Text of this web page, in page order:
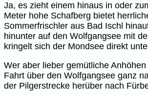
Ja, es zieht einem hinaus in oder
Meter hohe Schafberg bietet
Sommerfrischler aus Bad Ischl
hinunter auf den Wolfgangsee mit
kringelt sich der Mondsee direkt
Wer aber lieber gemütliche
Fahrt über den Wolfgangsee ganz
der Pilgerstrecke herüber nach